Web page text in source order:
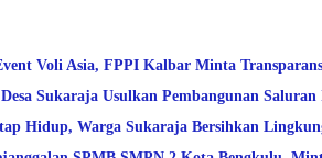
Voli Asia, FPPI Kalbar Minta
Sukaraja Usulkan Pembangunan Saluran
Hidup, Warga Sukaraja Bersihkan